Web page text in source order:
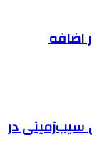
اضافه
میلیون تن سیب‌زمینی در